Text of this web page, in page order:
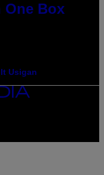
One Box
Usigan